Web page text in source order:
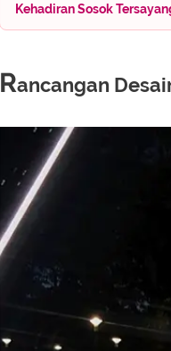
Kehadiran Sosok
Rancangan